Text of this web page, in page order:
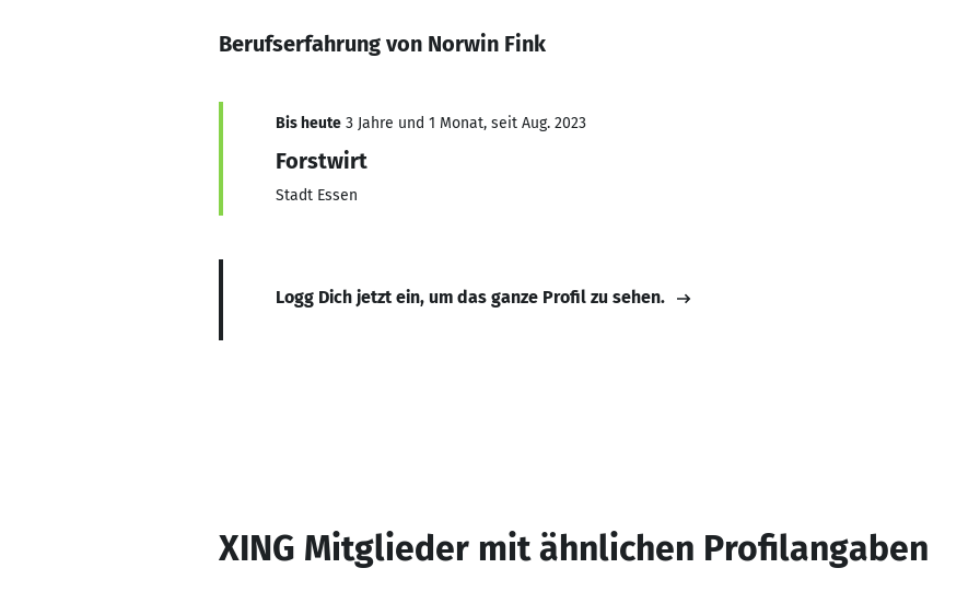
Berufserfahrung von Norwin Fink
Bis heute 3 Jahre und 1 Monat, seit Aug. 2023
Forstwirt
Stadt Essen
Logg Dich jetzt ein, um das ganze Profil zu sehen.
XING Mitglieder mit ähnlichen Profilangaben